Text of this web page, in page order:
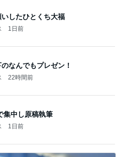
したひとくち大福
1日前
なんでもプレゼン！
22時間前
集中し原稿執筆
1日前